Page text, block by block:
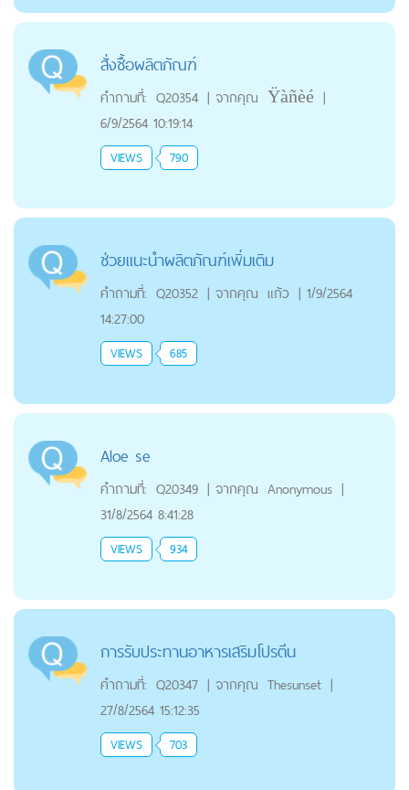
สั่งซื้อผลิตภัณฑ์
คำถามที่: Q20354 | จากคุณ Ÿàñèé |
6/9/2564 10:19:14
VIEWS 790
ช่วยแนะนำผลิตภัณฑ์เพิ่มเติม
คำถามที่: Q20352 | จากคุณ แก้ว | 1/9/2564
14:27:00
VIEWS 685
Aloe se
คำถามที่: Q20349 | จากคุณ Anonymous |
31/8/2564 8:41:28
VIEWS 934
การรับประทานอาหารเสริมโปรตีน
คำถามที่: Q20347 | จากคุณ Thesunset |
27/8/2564 15:12:35
VIEWS 703